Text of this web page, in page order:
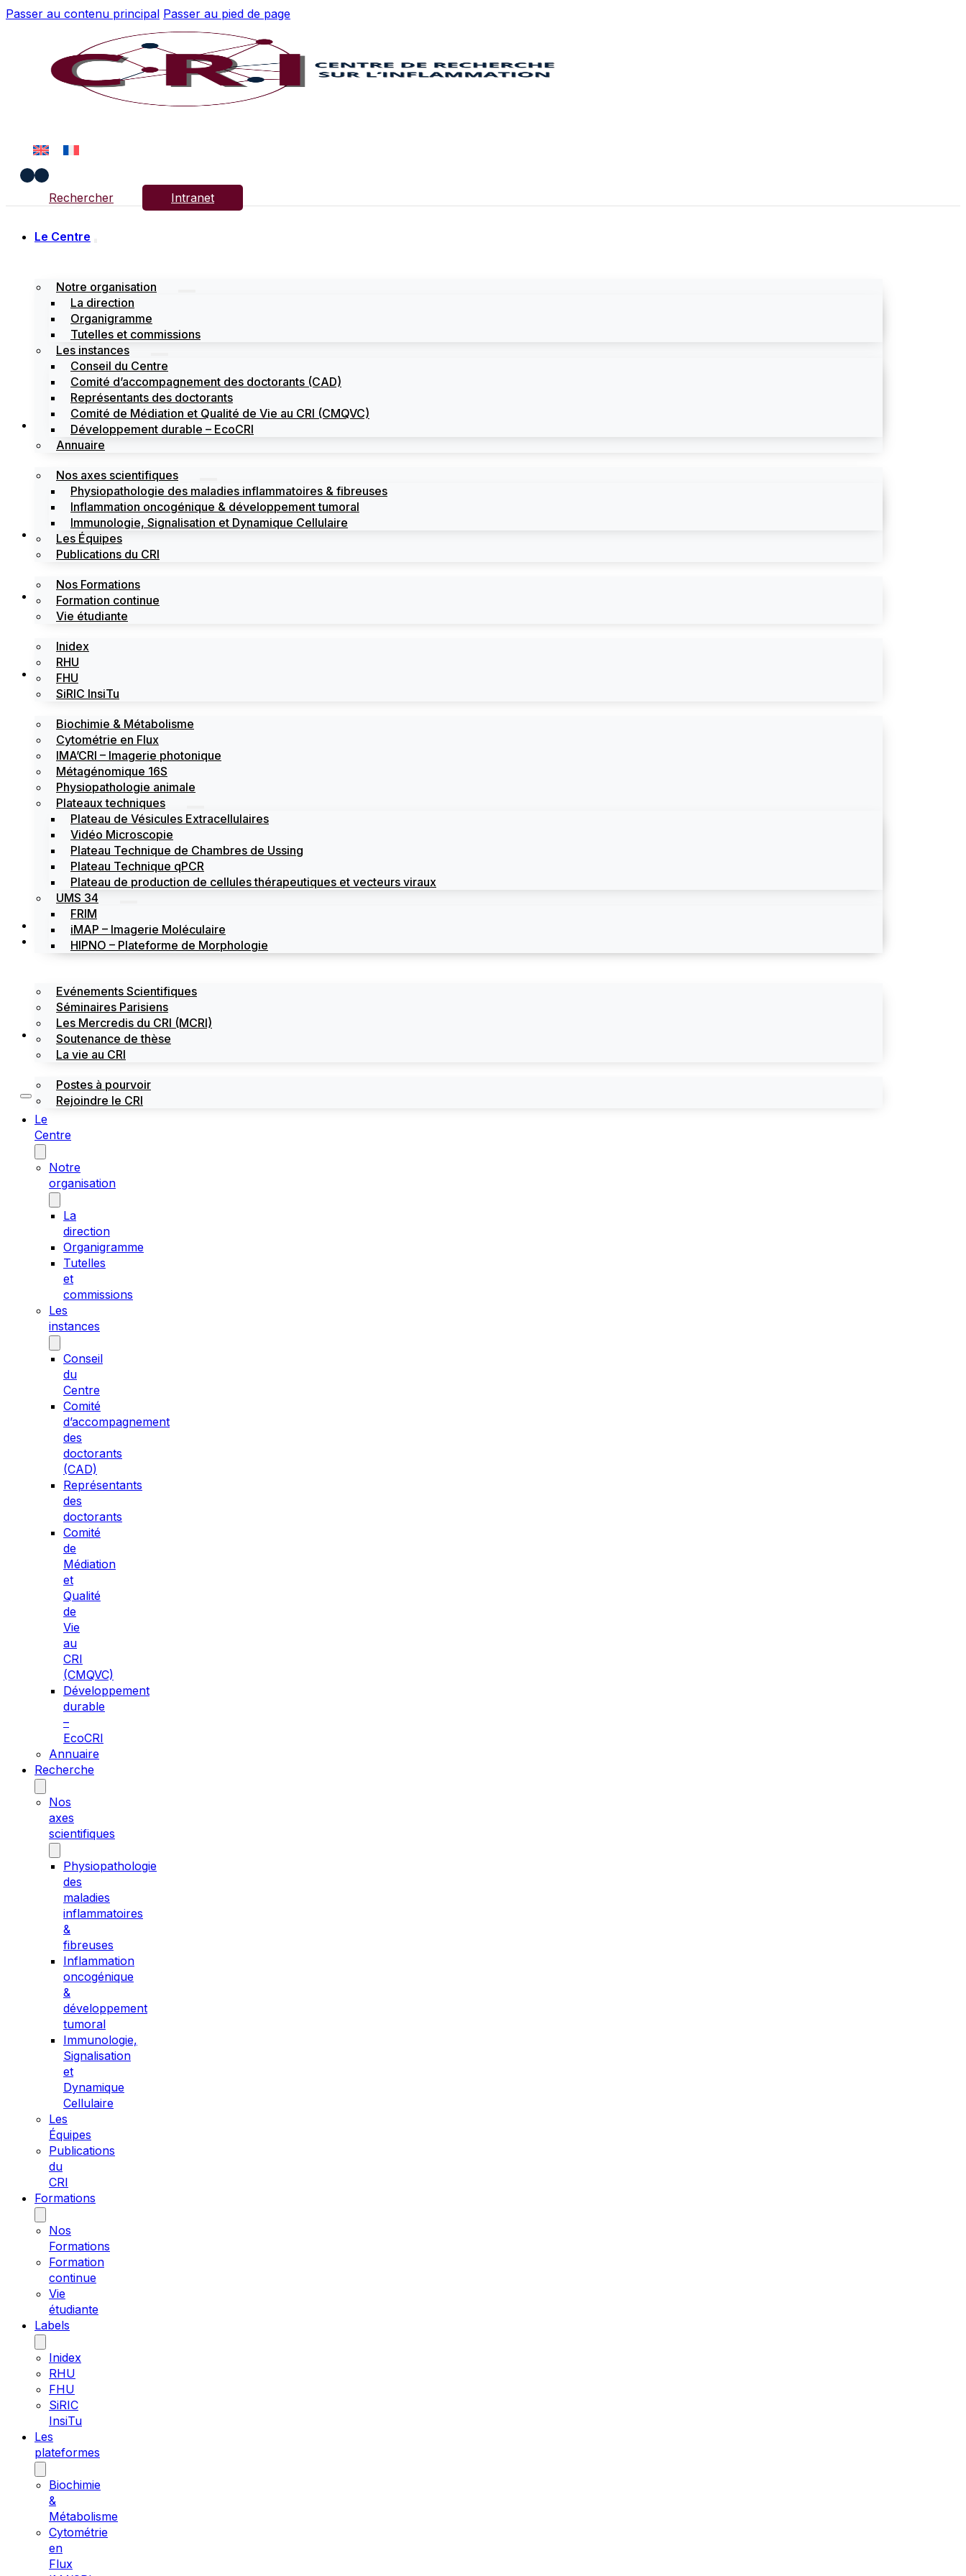
Passer au contenu principal Passer au pied de page
Rechercher Intranet
Le Centre
Notre organisation
La direction
Organigramme
Tutelles et commissions
Les instances
Conseil du Centre
Comité d’accompagnement des doctorants (CAD)
Représentants des doctorants
Comité de Médiation et Qualité de Vie au CRI (CMQVC)
Développement durable – EcoCRI
Annuaire
Recherche
Nos axes scientifiques
Physiopathologie des maladies inflammatoires & fibreuses
Inflammation oncogénique & développement tumoral
Immunologie, Signalisation et Dynamique Cellulaire
Les Équipes
Publications du CRI
Formations
Nos Formations
Formation continue
Vie étudiante
Labels
Inidex
RHU
FHU
SiRIC InsiTu
Les plateformes
Biochimie & Métabolisme
Cytométrie en Flux
IMA’CRI – Imagerie photonique
Métagénomique 16S
Physiopathologie animale
Plateaux techniques
Plateau de Vésicules Extracellulaires
Vidéo Microscopie
Plateau Technique de Chambres de Ussing
Plateau Technique qPCR
Plateau de production de cellules thérapeutiques et vecteurs viraux
UMS 34
FRIM
iMAP – Imagerie Moléculaire
HIPNO – Plateforme de Morphologie
Actualités
Évènements
Evénements Scientifiques
Séminaires Parisiens
Les Mercredis du CRI (MCRI)
Soutenance de thèse
La vie au CRI
Emploi / stages
Postes à pourvoir
Rejoindre le CRI
Le
Centre
Notre
organisation
La
direction
Organigramme
Tutelles
et
commissions
Les
instances
Conseil
du
Centre
Comité
d’accompagnement
des
doctorants
(CAD)
Représentants
des
doctorants
Comité
de
Médiation
et
Qualité
de
Vie
au
CRI
(CMQVC)
Développement
durable
–
EcoCRI
Annuaire
Recherche
Nos
axes
scientifiques
Physiopathologie
des
maladies
inflammatoires
&
fibreuses
Inflammation
oncogénique
&
développement
tumoral
Immunologie,
Signalisation
et
Dynamique
Cellulaire
Les
Équipes
Publications
du
CRI
Formations
Nos
Formations
Formation
continue
Vie
étudiante
Labels
Inidex
RHU
FHU
SiRIC
InsiTu
Les
plateformes
Biochimie
&
Métabolisme
Cytométrie
en
Flux